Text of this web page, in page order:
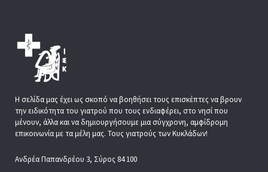
Η σελίδα μας έχει ως σκοπό να βοηθήσει τους επισκέπτες να βρουν
την ειδικότητα του γιατρού που τους ενδιαφέρει, στο νησί που
μένουν, άλλα και να δημιουργήσουμε μια σύγχρονη, αμφίδρομη
επικοινωνία με τα μέλη μας. Τους γιατρούς των Κυκλάδων!
Ανδρέα Παπανδρέου 3, Σύρος 84 100